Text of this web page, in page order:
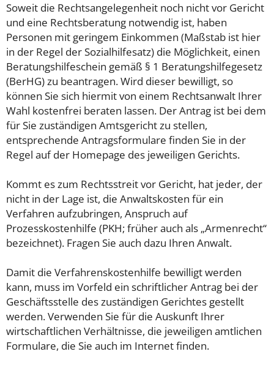
Soweit die Rechtsangelegenheit noch nicht vor Gericht
und eine Rechtsberatung notwendig ist, haben
Personen mit geringem Einkommen (Maßstab ist hier
in der Regel der Sozialhilfesatz) die Möglichkeit, einen
Beratungshilfeschein gemäß § 1 Beratungshilfegesetz
(BerHG) zu beantragen. Wird dieser bewilligt, so
können Sie sich hiermit von einem Rechtsanwalt Ihrer
Wahl kostenfrei beraten lassen. Der Antrag ist bei dem
für Sie zuständigen Amtsgericht zu stellen,
entsprechende Antragsformulare finden Sie in der
Regel auf der Homepage des jeweiligen Gerichts.
Kommt es zum Rechtsstreit vor Gericht, hat jeder, der
nicht in der Lage ist, die Anwaltskosten für ein
Verfahren aufzubringen, Anspruch auf
Prozesskostenhilfe (PKH; früher auch als „Armenrecht“
bezeichnet). Fragen Sie auch dazu Ihren Anwalt.
Damit die Verfahrenskostenhilfe bewilligt werden
kann, muss im Vorfeld ein schriftlicher Antrag bei der
Geschäftsstelle des zuständigen Gerichtes gestellt
werden. Verwenden Sie für die Auskunft Ihrer
wirtschaftlichen Verhältnisse, die jeweiligen amtlichen
Formulare, die Sie auch im Internet finden.